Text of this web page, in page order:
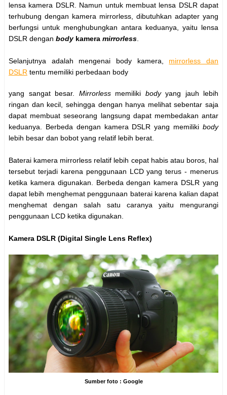
lensa kamera DSLR. Namun untuk membuat lensa DSLR dapat
terhubung dengan kamera mirrorless, dibutuhkan adapter yang
berfungsi untuk menghubungkan antara keduanya, yaitu lensa
DSLR dengan body kamera mirrorless
Selanjutnya adalah mengenai body kamera, mirrorless dan
DSLR tentu memiliki perbedaan body
yang sangat besar. Mirrorlessmemiliki bodyyang jauh lebih
ringan dan kecil, sehingga dengan hanya melihat sebentar saja
dapat membuat seseorang langsung dapat membedakan antar
keduanya. Berbeda dengan kamera DSLR yang memiliki body
lebih besar dan bobot yang relatif lebih berat.
Baterai kamera mirrorless relatif lebih cepat habis atau boros, hal
tersebut terjadi karena penggunaan LCD yang terus - menerus
ketika kamera digunakan. Berbeda dengan kamera DSLR yang
dapat lebih menghemat penggunaan baterai karena kalian dapat
menghemat dengan salah satu caranya yaitu mengurangi
penggunaan LCD ketika digunakan.
Kamera DSLR (Digital Single Lens Reflex)
Sumber foto : Google